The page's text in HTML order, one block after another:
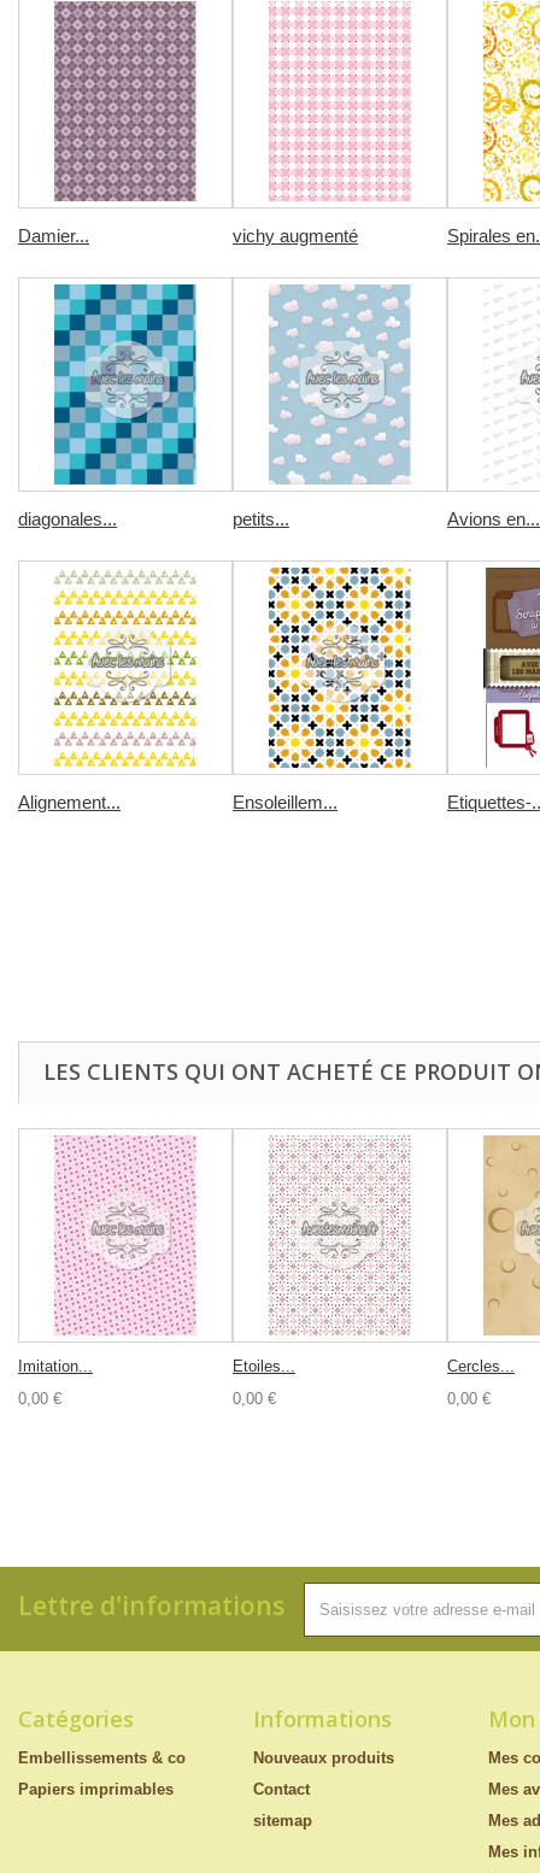
Damier... vichy augmenté Spirales
diagonales... petits... Avions en...
Alignement... Ensoleillem... Etiquettes-
LES CLIENTS QUI ONT ACHETÉ CE PRODUIT
Imitation...
0,00 €
Etoiles...
0,00 €
Cercles...
0,00 €
Lettre d'informations
Catégories
Embellissements & co
Papiers imprimables
Informations
Nouveaux produits
Contact
sitemap
Mes
Mes
Mes
Mes